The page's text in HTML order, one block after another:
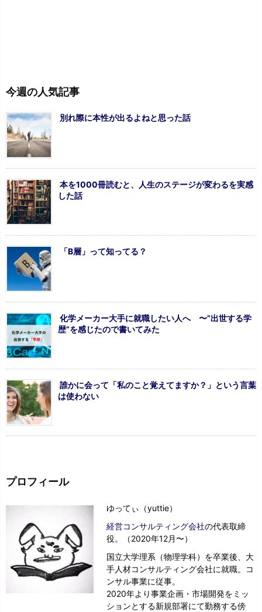
今週の人気記事
別れ際に本性が出るよねと思った話
本を1000冊読むと、人生のステージが変わるを実感
した話
「B層」って知ってる？
化学メーカー大手に就職したい人へ 〜”出世する学
歴”を感じたので書いてみた
誰かに会って「私のこと覚えてますか？」という言葉
は使わない
プロフィール
ゆってぃ（yuttie）
経営コンサルティング会社の代表取締
役。（2020年12月〜）
国立大学理系（物理学科）を卒業後、大
手人材コンサルティング会社に就職。コ
ンサル事業に従事。
2020年より事業企画・市場開発をミッ
ションとする新規部署にて勤務する傍